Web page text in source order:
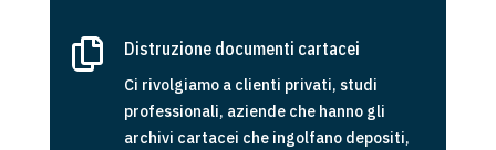
 Distruzione documenti cartacei
Ci rivolgiamo a clienti privati, studi
professionali, aziende che hanno gli
archivi cartacei che ingolfano depositi,